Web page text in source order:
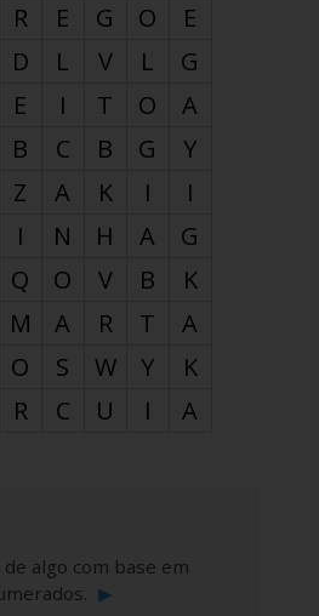
R E G O
E
D L V L
G
E I T O
A
B C B G
Y
Z A K I
I
I N H A
G
Q O V B
K
M A R T
A
O S W Y
K
R C U I A
algo com base em
▶